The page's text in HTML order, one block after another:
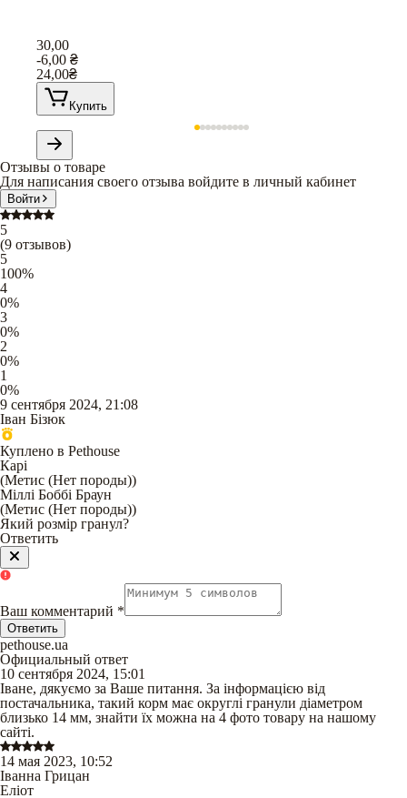
30,00
-6,00 ₴
24,00₴
Купить
Отзывы о товаре
Для написания своего отзыва войдите в личный кабинет
Войти
5
(9 отзывов)
5
100%
4
0%
3
0%
2
0%
1
0%
9 сентября 2024, 21:08
Іван Бізюк
Куплено в Pethouse
Карі
(Метис (Нет породы))
Міллі Боббі Браун
(Метис (Нет породы))
Який розмір гранул?
Ответить
Ваш комментарий *
Ответить
pethouse.ua
Официальный ответ
10 сентября 2024, 15:01
Іване, дякуємо за Ваше питання. За інформацією від
постачальника, такий корм має округлі гранули діаметром
близько 14 мм, знайти їх можна на 4 фото товару на нашому
сайті.
14 мая 2023, 10:52
Іванна Грицан
Еліот